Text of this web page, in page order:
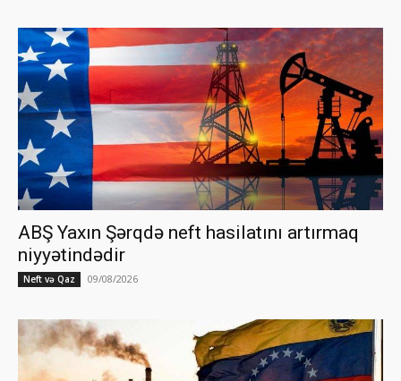
ABŞ Yaxın Şərqdə neft hasilatını artırmaq
niyyətindədir
Neft və Qaz 09/08/2026